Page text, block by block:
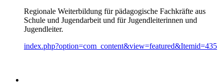
Regionale Weiterbildung für pädagogische Fachkräfte aus
Schule und Jugendarbeit und für Jugendleiterinnen und
Jugendleiter.
index.php?option=com_content&view=featured&Itemid=435